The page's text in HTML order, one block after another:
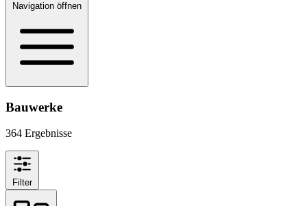
Navigation öffnen
Bauwerke
364 Ergebnisse
Filter